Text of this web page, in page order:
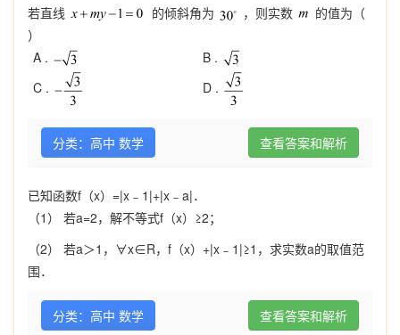
若直线 的倾斜角为 ，则实数
的值为（
）
A .
B .
C .
D .
分类：高中 数学 查看答案和解析
已知函数f（x）=|x﹣1|+|x﹣a|．
（1） 若a=2，解不等式f（x）≥2；
（2） 若a＞1，∀x∈R，f（x）+|x﹣1|≥1，求实数a的取值范
围．
分类：高中 数学 查看答案和解析